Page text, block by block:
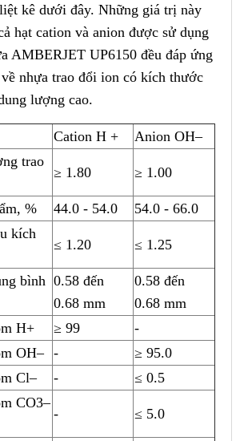
kê dưới đây. Những giá trị này
hạt cation và anion được sử dụng
AMBERJET UP6150 đều đáp ứng
nhựa trao đổi ion có kích thước
lượng cao.
Cation H +
Anion OH–
trao
≥ 1 .80 ≥ 1.00
% 44.0 - 54.0
54.0 - 66.0
kích
≤ 1.20 ≤ 1 .25
bình 0.58 đến
0.68 mm
0.58 đến
0.68 mm
H+
≥ 99
-
OH– -
≥ 95.0
Cl–
- ≤ 0.5
CO3–
- ≤ 5.0